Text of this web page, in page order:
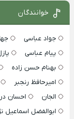
خوانندگان
جواد عباسی
پیام عباسی
بهنام حسن زاده
امیرحافظ رنجبر
الجان
احسان
ابوالفضل اسماعیل